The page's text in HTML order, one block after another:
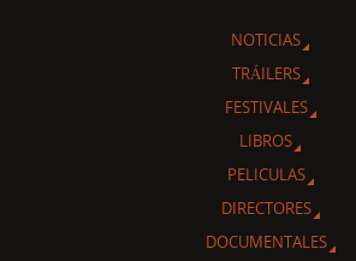
NOTICIAS
TRÁILERS
FESTIVALES
LIBROS
PELICULAS
DIRECTORES
DOCUMENTALES